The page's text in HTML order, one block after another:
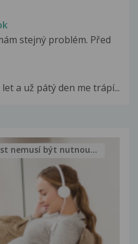
stejný problém. Před
a už pátý den me trápí...
nemusí být nutnou...